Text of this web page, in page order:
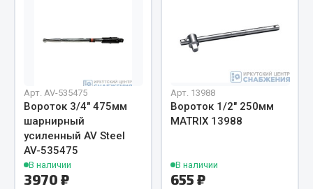
Прокладки
Показать ещё
Весь раздел
Автомобильная электрика
Арт. AV-535475
Вороток 3/4" 475мм
шарнирный
усиленный AV Steel
AV-535475
В наличии
3970 ₽
Арт. 13988
Вороток 1/2" 250мм
MATRIX 13988
В наличии
655 ₽